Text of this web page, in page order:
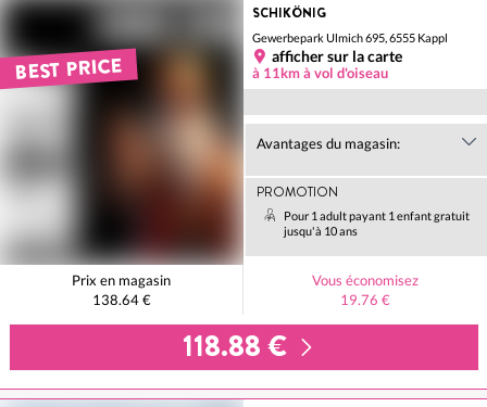
BEST PRICE
SCHIKÖNIG
Gewerbepark Ulmich 695, 6555 Kappl
afficher sur la carte
à 11km à vol d'oiseau
Avantages du magasin:
PROMOTION
Pour 1 adult payant 1 enfant gratuit
jusqu'à 10 ans
Prix en magasin
138.64 €
Vous économisez
19.76 €
118.88 €